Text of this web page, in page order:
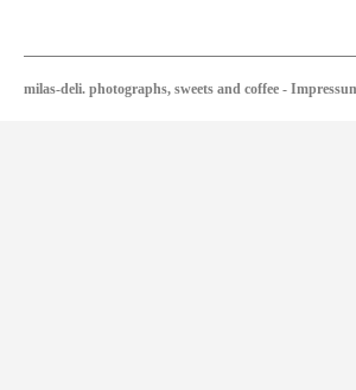
milas-deli. photographs, sweets and coffee -